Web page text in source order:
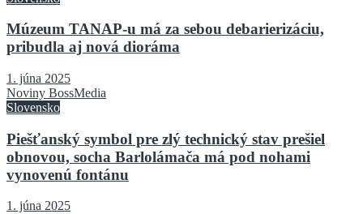
Múzeum TANAP-u má za sebou debarierizáciu,
pribudla aj nová dioráma
1. júna 2025
Noviny BossMedia
Slovensko
Piešťanský symbol pre zlý technický stav prešiel
obnovou, socha Barlolámača má pod nohami
vynovenú fontánu
1. júna 2025